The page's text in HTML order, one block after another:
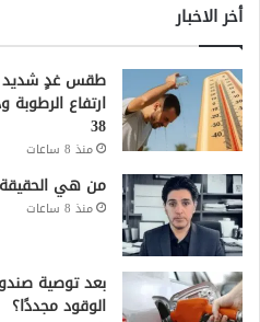
أخر الاخبار
طقس غدٍ شديد
ارتفاع الرطوبة
38
منذ 8 ساعات
من هي
منذ 8 ساعات
بعد توصية
الوقود مجددًا؟